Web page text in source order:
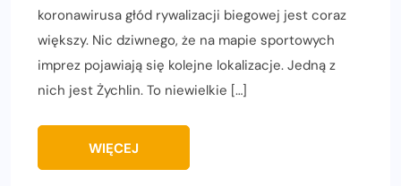
koronawirusa głód rywalizacji biegowej jest coraz
większy. Nic dziwnego, że na mapie sportowych
imprez pojawiają się kolejne lokalizacje. Jedną z
nich jest Żychlin. To niewielkie […]
WIĘCEJ